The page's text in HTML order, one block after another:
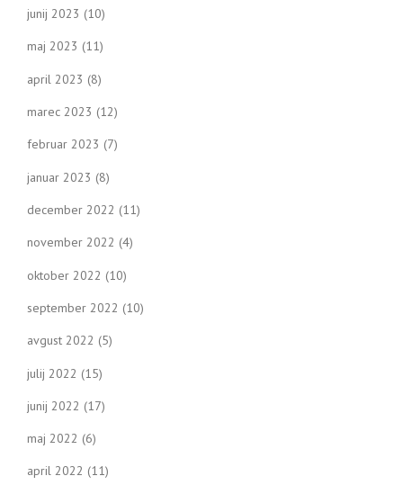
junij 2023 (10)
maj 2023 (11)
april 2023 (8)
marec 2023 (12)
februar 2023 (7)
januar 2023 (8)
december 2022 (11)
november 2022 (4)
oktober 2022 (10)
september 2022 (10)
avgust 2022 (5)
julij 2022 (15)
junij 2022 (17)
maj 2022 (6)
april 2022 (11)